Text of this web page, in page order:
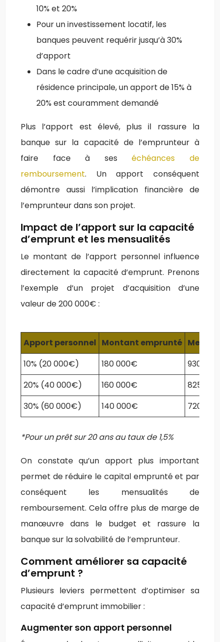
10% et 20%
Pour un investissement locatif, les
banques peuvent requérir jusqu’à 30%
d’apport
Dans le cadre d’une acquisition de
résidence principale, un apport de 15% à
20% est couramment demandé
Plus l’apport est élevé, plus il rassure la
banque sur la capacité de l’emprunteur à
faire face à seséchéances de
remboursement. Un apport conséquent
démontre aussi l’implication financière de
l’emprunteur dans son projet.
Impact de l’apport sur la capacité
d’emprunt et les mensualités
Le montant de l’apport personnel influence
directement la capacité d’emprunt. Prenons
l’exemple d’un projet d’acquisition d’une
valeur de 200 000€ :
Apport personnel Montant emprunté
10% (20 000€)
180 000€
930€
20% (40 000€)
160 000€
825€
30% (60 000€)
140 000€ 720€
*Pour un prêt sur 20 ans au taux de 1,5%
On constate qu’un apport plus important
permet de réduire le capital emprunté et par
conséquent les mensualités de
remboursement. Cela offre plus de marge de
manœuvre dans le budget et rassure la
banque sur la solvabilité de l’emprunteur.
Comment améliorer sa capacité
d’emprunt ?
Plusieurs leviers permettent d’optimiser sa
capacité d’emprunt immobilier :
Augmenter son apport personnel